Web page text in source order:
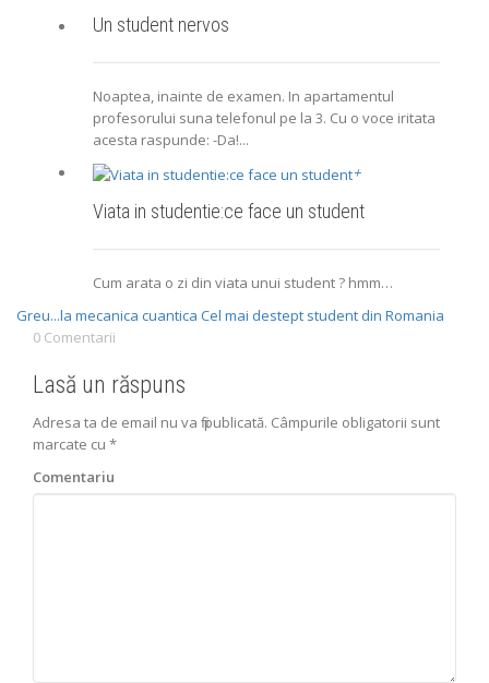
Un student nervos
Noaptea, inainte de examen. In apartamentul
profesorului suna telefonul pe la 3. Cu o voce iritata
acesta raspunde: -Da!...
+
Viata in studentie:ce face un student
Cum arata o zi din viata unui student ? hmm…
Greu...la mecanica cuantica Cel mai destept student din Romania
0 Comentarii
Lasă un răspuns
Adresa ta de email nu va fi publicată. Câmpurile obligatorii sunt
marcate cu *
Comentariu